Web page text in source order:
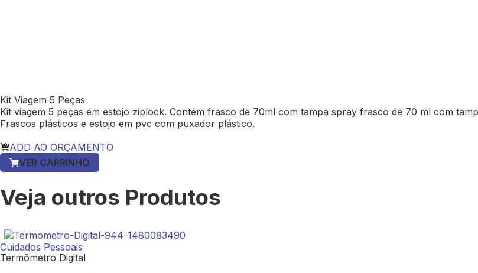
Kit Viagem 5 Peças
Kit viagem 5 peças em estojo ziplock. Contém frasco de 70ml com tampa spray frasco de 70 ml com
Frascos plásticos e estojo em pvc com puxador plástico.
ADD AO ORÇAMENTO
VER CARRINHO
Veja outros Produtos
Cuidados Pessoais
Termômetro Digital